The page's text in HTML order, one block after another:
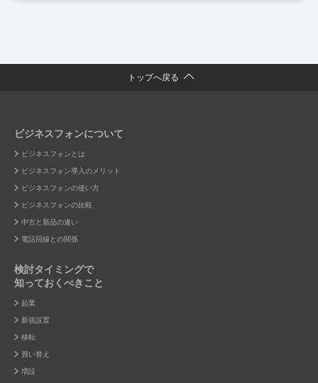
トップへ戻る
ビジネスフォンについて
ビジネスフォンとは
ビジネスフォン導入のメリット
ビジネスフォンの使い方
ビジネスフォンの比較
中古と新品の違い
電話回線との関係
検討タイミングで
知っておくべきこと
起業
新規設置
移転
買い替え
増設